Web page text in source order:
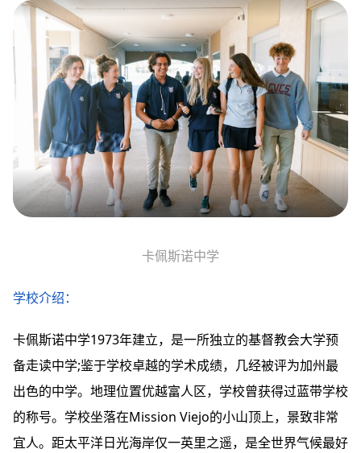
卡佩斯诺中学
学校介绍：
卡佩斯诺中学1973年建立，是一所独立的基督教会大学预
备走读中学;鉴于学校卓越的学术成绩，几经被评为加州最
出色的中学。地理位置优越富人区，学校曾获得过蓝带学校
的称号。学校坐落在Mission Viejo的小山顶上，景致非常
宜人。距太平洋日光海岸仅一英里之遥，是全世界气候最好